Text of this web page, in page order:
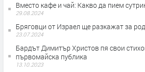
Вместо кафе и чай: Какво да пием
29.08.2024
Бряговци от Израел ще разкажат за
23.07.2024
Бардът Димитър Христов пя свои
първомайска публика
13.10.2023